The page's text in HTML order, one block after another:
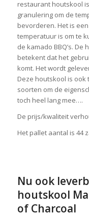
restaurant houtskool
granulering om de
bevorderen. Het is
temperatuur is om te
de kamado BBQ’s.
betekent dat het
komt. Het wordt
Deze houtskool is ook
soorten om de
toch heel lang mee….
De prijs/kwaliteit
Het pallet aantal is 44
Nu ook
houtskool
of Charcoal